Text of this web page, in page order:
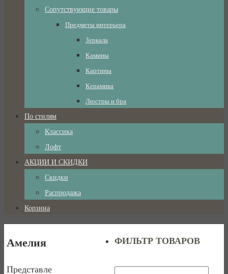
Сопутствующие товары
Предметы интерьера
Зеркала
Камины
Картины
Керамика
Люстры и бра
По стилям
Классика
Лофт
АКЦИИ И СКИДКИ
Скидки
Распродажа
Корзина
Амелия
Представле
ФИЛЬТР ТОВАРОВ